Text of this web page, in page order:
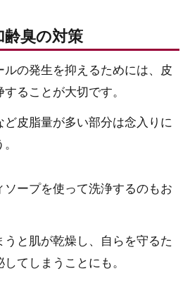
齢臭の対策
ルの発生を抑えるためには、皮
ることが大切です。
皮脂量が多い部分は念入りに
ソープを使って洗浄するのもお
うと肌が乾燥し、自らを守るた
てしまうことにも。